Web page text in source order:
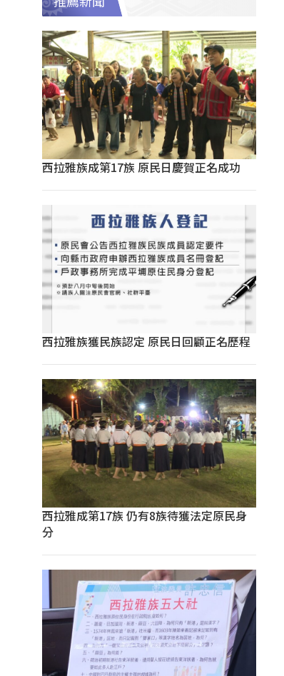
西拉雅族成第17族 原民日慶賀正名成功
西拉雅族獲民族認定 原民日回顧正名歷程
西拉雅成第17族 仍有8族待獲法定原民身
分